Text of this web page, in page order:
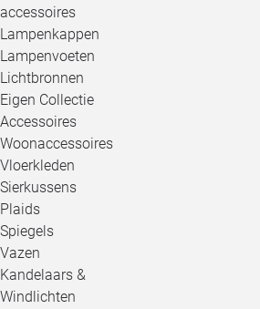
accessoires
Lampenkappen
Lampenvoeten
Lichtbronnen
Eigen Collectie
Accessoires
Woonaccessoires
Vloerkleden
Sierkussens
Plaids
Spiegels
Vazen
Kandelaars &
Windlichten